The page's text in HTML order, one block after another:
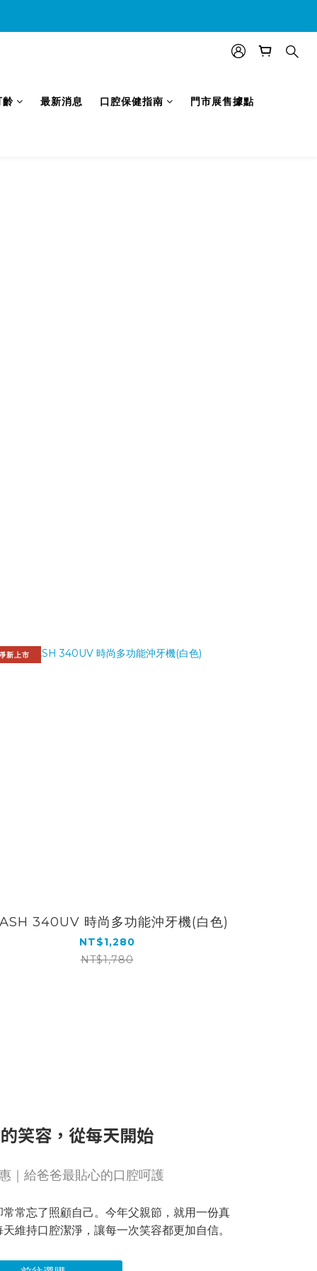
齡 最新消息 口腔保健指南 門市展售據點
新上市
340UV 時尚多功能沖牙機(白色)
NT$1,280
NT$1,780
笑容，從每天開始
｜給爸爸最貼心的口腔呵護
常忘了照顧自己。今年父親節，就用一份真
維持口腔潔淨，讓每一次笑容都更加自信。